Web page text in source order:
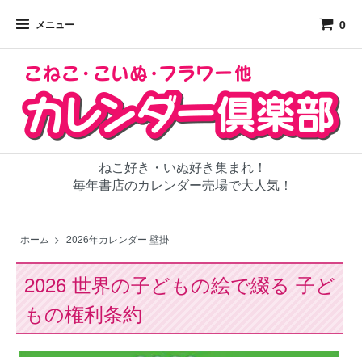
メニュー 0
ねこ好き・いぬ好き集まれ！
毎年書店のカレンダー売場で大人気！
ホーム > 2026年カレンダー 壁掛
2026 世界の子どもの絵で綴る 子ど
もの権利条約